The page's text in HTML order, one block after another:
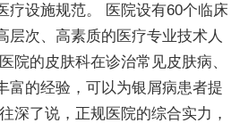
疗设施规范。 医院设有60个临床
层次、高素质的医疗专业技术人
院的皮肤科在诊治常见皮肤病、
富的经验，可以为银屑病患者提
深了说，正规医院的综合实力，